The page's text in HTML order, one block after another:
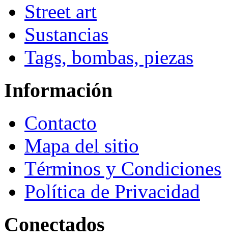
Street art
Sustancias
Tags, bombas, piezas
Información
Contacto
Mapa del sitio
Términos y Condiciones
Política de Privacidad
Conectados